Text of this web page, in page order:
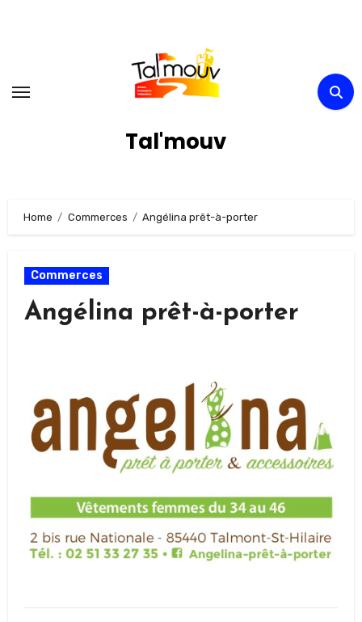
Tal'mouv
Home Commerces Angélina prêt-à-porter
Commerces
Angélina prêt-à-porter